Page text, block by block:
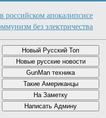
российском апокалипсисе
без электричества